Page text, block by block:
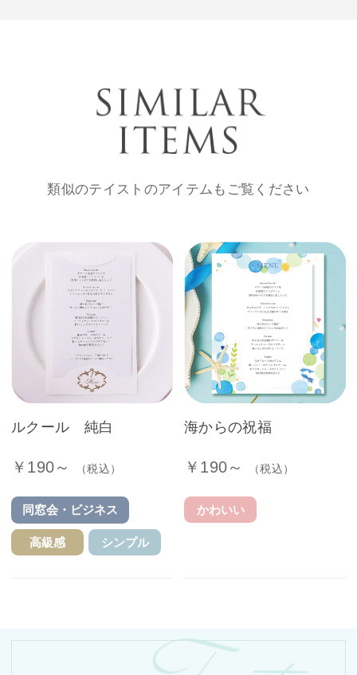
類似のテイストのアイテムもご覧ください
ルクール 純白
￥190～ （税込）
同窓会・ビジネス
高級感 シンプル
海からの祝福
￥190～ （税込）
かわいい